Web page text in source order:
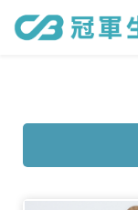
營
養
專
欄